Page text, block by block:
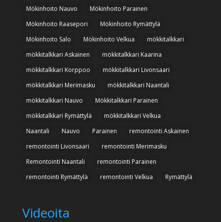
Mökinhoito Nauvo
Mökinhoito Parainen
Mökinhoito Raasepori
Mökinhoito Rymättylä
Mökinhoito Salo
Mökinhoito Velkua
mökkitalkkari
mökkitalkkari Askainen
mökkitalkkari Kaarina
mökkitalkkari Korppoo
mökkitalkkari Livonsaari
mökkitalkkari Merimasku
mökkitalkkari Naantali
mökkitalkkari Nauvo
Mökkitalkkari Parainen
mökkitalkkari Rymättylä
mökkitalkkari Velkua
Naantali
Nauvo Parainen
remontointi Askainen
remontointi Livonsaari
remontointi Merimasku
Remontointi Naantali
remontointi Parainen
remontointi Rymättylä
remontointi Velkua Rymättylä
Videoita